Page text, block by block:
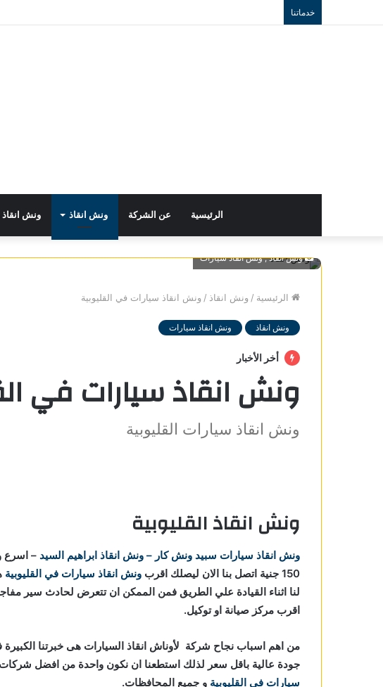
خدماتنا
الرئيسية عن الشركة ونش انقاذ ونش
ونش انقاذ , ونش انقاذ سيارات
الرئيسية / ونش انقاذ / ونش انقاذ سيارات في القليوبية
ونش انقاذ ونش انقاذ سيارات
أخر الأخبار
ونش انقاذ سيارات في
ونش انقاذ سيارات القليوبية
ونش انقاذ القليوبية
ونش انقاذ سيارات سبيد ونش كار – ونش انقاذ ابراهيم السيد – اسرع
150 جنية اتصل بنا الان ليصلك اقرب
ونش انقاذ سيارات في القليوبية
لنا اثناء القيادة علي الطريق فمن الممكن ان تتعرض لحادث سير
اقرب مركز صيانة او توكيل.
من اهم اسباب نجاح شركة لأوناش انقاذ السيارات هى خبرتنا
جودة عالية باقل سعر لذلك استطعنا ان نكون واحدة من افضل شركات
سيارات في القليوبية و جميع المحافظات.